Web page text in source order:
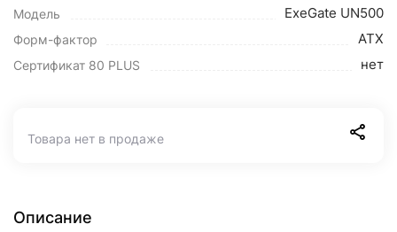
Модель ExeGate UN500
Форм-фактор ATX
Сертификат 80 PLUS нет
Товара нет в продаже
Описание